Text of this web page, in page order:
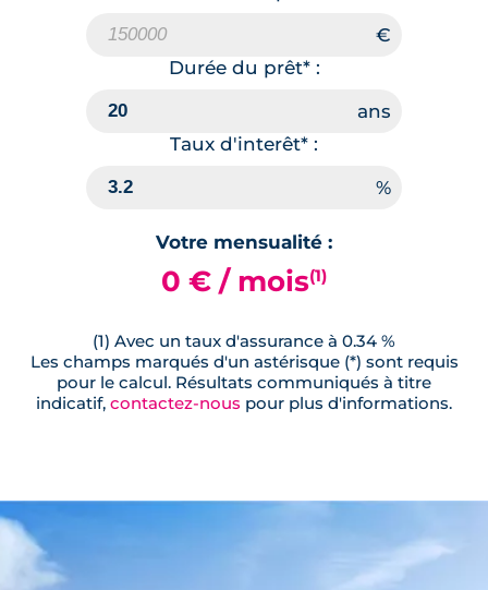
Durée du prêt* :
Taux d'interêt* :
Votre mensualité :
0 € / mois(1)
(1) Avec un taux d'assurance à 0.34 %
Les champs marqués d'un astérisque (*) sont requis
pour le calcul. Résultats communiqués à titre
indicatif, contactez-nous pour plus d'informations.